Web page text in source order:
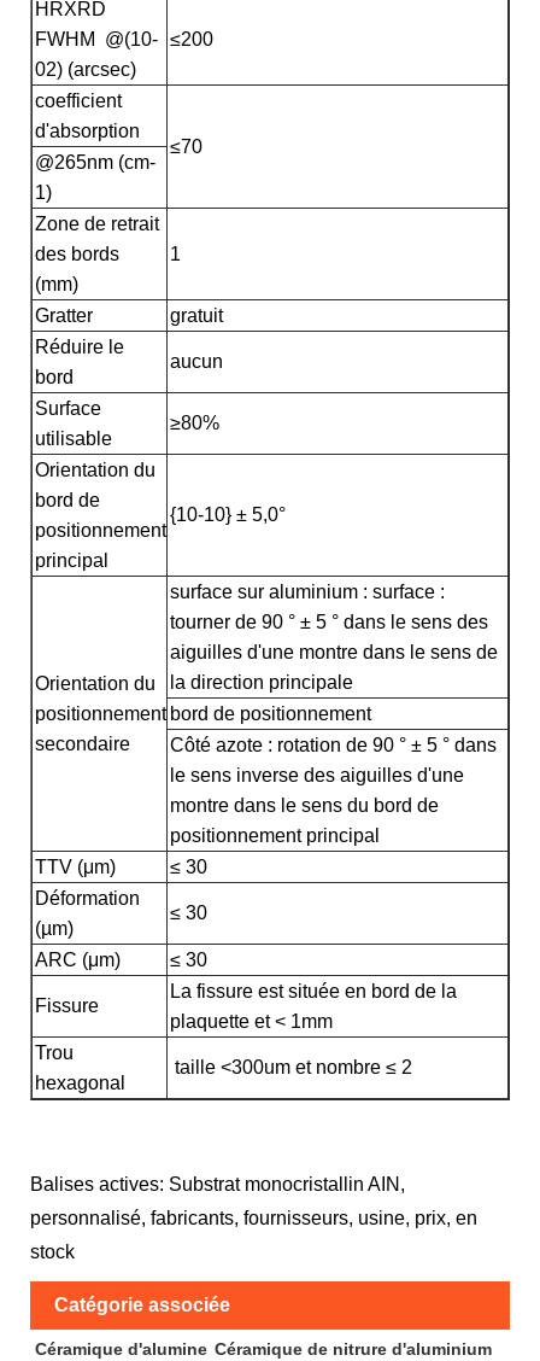
HRXRD
FWHM @(10-
02) (arcsec)
≤200
coefficient
d'absorption
≤70
@265nm (cm-
1)
Zone de retrait
des bords
(mm)
1
Gratter
gratuit
Réduire le
bord
aucun
Surface
utilisable
≥80%
Orientation du
bord de
positionnement
principal
{10-10} ± 5,0°
Orientation du
positionnement
secondaire
surface sur aluminium : surface :
tourner de 90 ° ± 5 ° dans le sens des
aiguilles d'une montre dans le sens de
la direction principale
bord de positionnement
Côté azote : rotation de 90 ° ± 5 ° dans
le sens inverse des aiguilles d'une
montre dans le sens du bord de
positionnement principal
TTV (μm)
≤ 30
Déformation
(µm)
≤ 30
ARC (μm) ≤ 30
Fissure
La fissure est située en bord de la
plaquette et < 1mm
Trou
hexagonal
taille <300um et nombre ≤ 2
Balises actives: Substrat monocristallin AIN,
personnalisé, fabricants, fournisseurs, usine, prix, en
stock
Catégorie associée
Céramique d'alumine Céramique de nitrure d'aluminium